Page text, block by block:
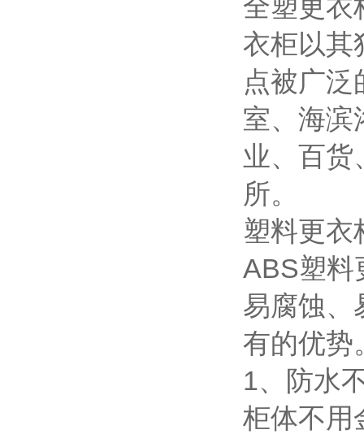
衣柜以其
点被广
室、海滨
业、百货
所。
塑料更衣
ABS塑料
易腐蚀、
有的优势
1、防水
柜体不用